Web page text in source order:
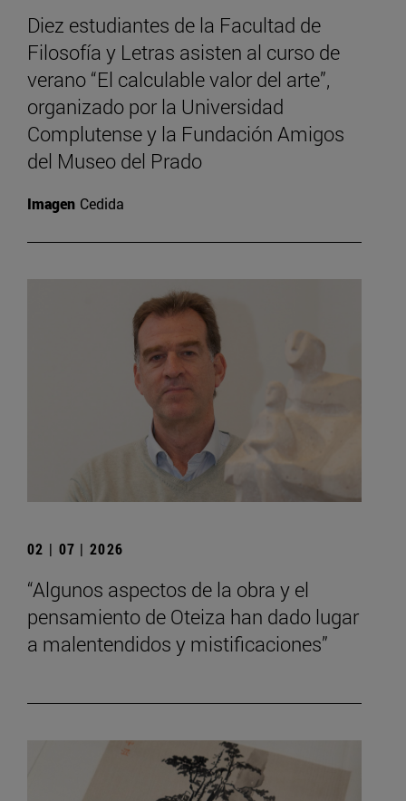
Diez estudiantes de la Facultad de
Filosofía y Letras asisten al curso de
verano “El calculable valor del arte”,
organizado por la Universidad
Complutense y la Fundación Amigos
del Museo del Prado
Imagen Cedida
02 | 07 | 2026
“Algunos aspectos de la obra y el
pensamiento de Oteiza han dado lugar
a malentendidos y mistificaciones”